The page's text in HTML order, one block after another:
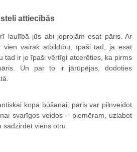
attiecībās
laulībā jūs abi joprojām esat pāris. Ar
vien vairāk atbildību, īpaši tad, ja esat
tad ir jo īpaši vērtīgi atcerēties, ka pirms
Un par to ir jārūpējas, dodoties
kopā būšanai, pāris var pilnveidot
svarīgos veidos – piemēram, uzlabot
viens otru.